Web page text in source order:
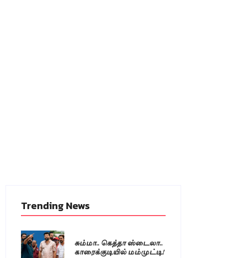
Trending News
சும்மா.. கெத்தா ஸ்டைலா..
காரைக்குடியில் மம்முட்டி!